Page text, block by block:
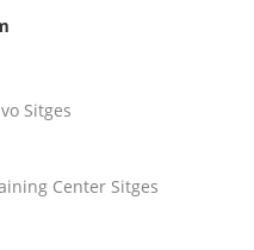
Sitges
Center Sitges